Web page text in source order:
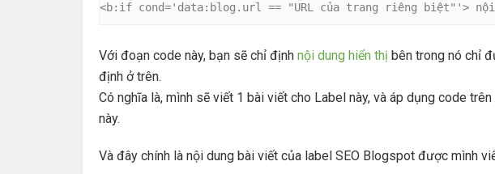
<b:if cond='data:blog.url == "URL của trang riêng biệt"'>
Với đoạn code này, bạn sẽ chỉ định nội dung hiển thị bên trong nó chỉ
định ở trên.
Có nghĩa là, mình sẽ viết 1 bài viết cho Label này, và áp dụng code
này.
Và đây chính là nội dung bài viết của label SEO Blogspot được mình